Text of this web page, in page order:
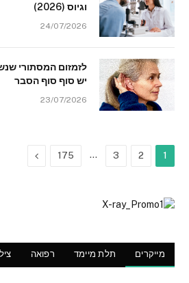
וגיוס (2026)
24/07/2026
לזמזום המסתורי
יש סוף סוף הסבר
23/07/2026
1
2
3
…
175
Next
מייקרים תלת מיימד רפואה